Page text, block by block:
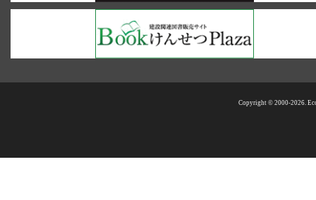
Copyright © 2000-2026.